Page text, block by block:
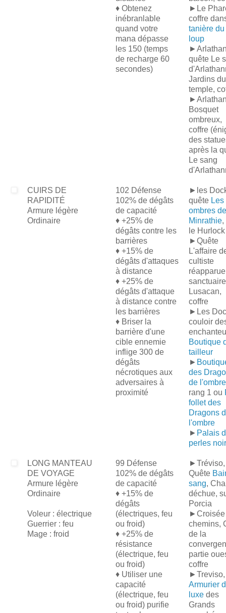
♦ Obtenez
inébranlable
quand votre
mana dépasse
les 150 (temps
de recharge 60
secondes)
►Le
coffre
tanière du
loup
quête Le
Jardins du
temple,
Bosquet
ombreux,
coffre
des
après la
Le sang
CUIRS DE
RAPIDITÉ
Armure légère
Ordinaire
102 Défense
102% de dégâts
de capacité
♦ +25% de
dégâts contre les
barrières
♦ +15% de
dégâts d'attaques
à distance
♦ +25% de
dégâts d'attaque
à distance contre
les barrières
♦ Briser la
barrière d'une
cible ennemie
inflige 300 de
dégâts
nécrotiques aux
adversaires à
proximité
►les
quête Les
ombres de
Minrathie,
le Hurlock
►Quête
L'affaire
cultiste
sanctuaire
Lusacan,
coffre
►Les
couloir
Boutique
tailleur
►
des
de l'ombre
rang 1 ou
follet des
Dragons
l'ombre
► Palais
perles
LONG MANTEAU
DE VOYAGE
Armure légère
Ordinaire
Voleur : électrique
Guerrier : feu
Mage : froid
99 Défense
102% de dégâts
de capacité
♦ +15% de
dégâts
(électriques, feu
ou froid)
♦ +25% de
résistance
(électrique, feu
ou froid)
♦ Utiliser une
capacité
(électrique, feu
ou froid) purifie
►Tréviso,
Quête
sang,
déchue,
Porcia
►Croisée
chemins,
de la
partie
coffre
►Treviso,
Armurier
luxe des
Grands